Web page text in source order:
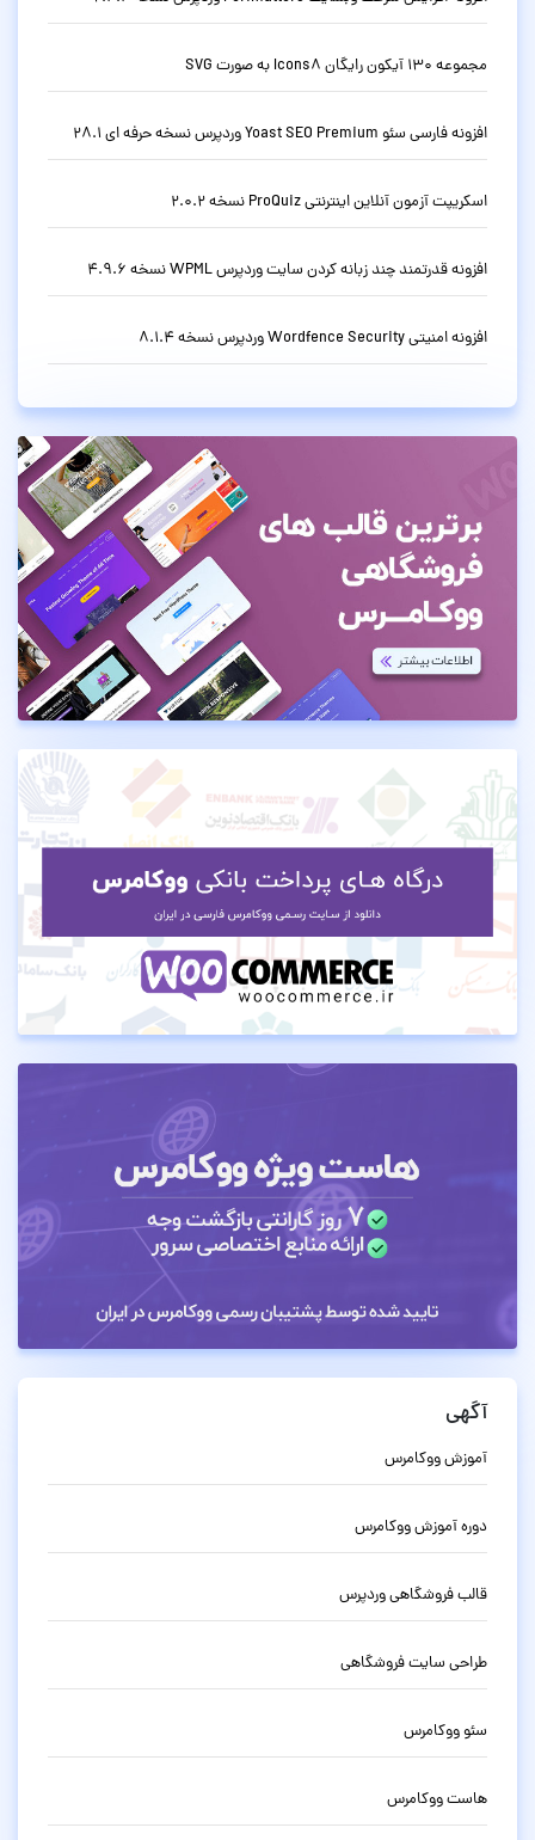
مجموعه 130 آیکون رایگان Icons8 به صورت SVG
افزونه فارسی سئو Yoast SEO Premium وردپرس نسخه حرفه ای 28.1
اسکریپت آزمون آنلاین اینترنتی ProQuiz نسخه 2.0.2
افزونه قدرتمند چند زبانه کردن سایت وردپرس WPML نسخه 4.9.6
افزونه امنیتی Wordfence Security وردپرس نسخه 8.1.4
آگهی
آموزش ووکامرس
دوره آموزش ووکامرس
قالب فروشگاهی وردپرس
طراحی سایت فروشگاهی
سئو ووکامرس
هاست ووکامرس